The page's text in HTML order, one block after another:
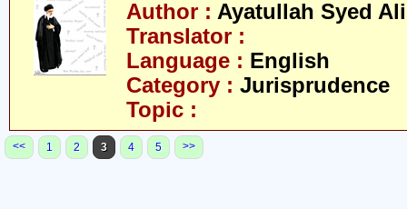
Author : Ayatullah Syed
Translator :
Language : English
Category : Jurisprudence
Topic :
<< 1 2 3 4 5 >>